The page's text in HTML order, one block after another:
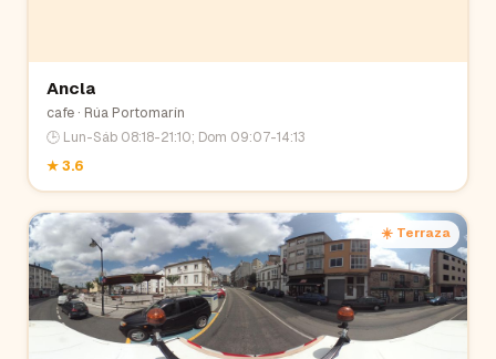
Ancla
cafe· Rúa Portomarín
🕒 Lun-Sáb 08:18-21:10; Dom 09:07-14:13
★3.6
☀️ Terraza